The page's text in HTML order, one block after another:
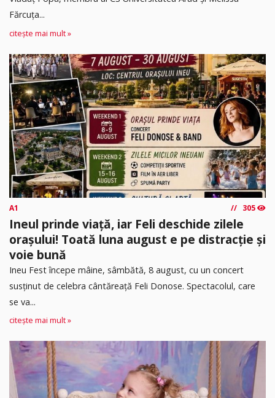
Fărcuța...
citește mai mult »
A1 305
Ineul prinde viață, iar Feli deschide zilele
orașului! Toată luna august e pe distracție și
voie bună
Ineu Fest începe mâine, sâmbătă, 8 august, cu un concert
susținut de celebra cântăreață Feli Donose. Spectacolul, care
se va...
citește mai mult »